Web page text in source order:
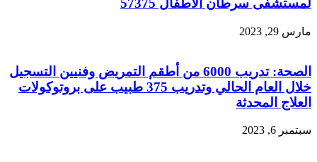
لمستشفى سرطان الأطفال 57375
مارس 29, 2023
الصحة: تدريب 6000 من أطقم التمريض وفنيين التسجيل
خلال العام الحالي وتدريب 375 طبيب على بروتوكولات
العلاج المحدثة
سبتمبر 6, 2023